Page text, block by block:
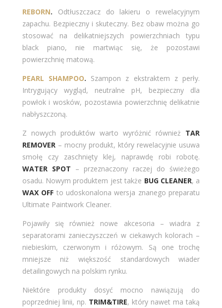
REBORN. Odtłuszczacz do lakieru o rewelacyjnym
zapachu. Bezpieczny i skuteczny. Bez obaw można go
stosować na delikatniejszych powierzchniach typu
black piano, nie martwiąc się, że pozostawi
powierzchnię matową.
PEARL SHAMPOO. Szampon z ekstraktem z perły.
Intrygujący wygląd, neutralne pH, bezpieczny dla
powłok i wosków, pozostawia powierzchnię delikatnie
nabłyszczoną.
Z nowych produktów warto wyróżnić również TAR
REMOVER– mocny produkt, który rewelacyjnie usuwa
smołę czy zaschnięty klej, naprawdę robi robotę.
WATER SPOT – przeznaczony raczej do świeżego
osadu. Nowym produktem jest także BUG CLEANER, a
WAX OFF to udoskonalona wersja znanego preparatu
Ultimate Paintwork Cleaner.
Pojawiły się również nowe akcesoria – wiadra z
separatorami zanieczyszczeń w ciekawych kolorach –
niebieskim, czerwonym i różowym. Są one trochę
mniejsze niż większość standardowych wiader
detailingowych na polskim rynku.
Niektóre produkty dosyć mocno nawiązują do
poprzedniej linii, np. TRIM&TIRE, który nawet ma taką